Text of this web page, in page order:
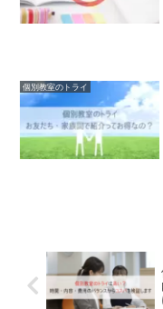
個別教室のトライ